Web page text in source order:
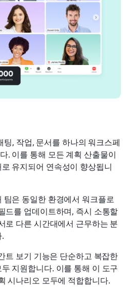
팅, 작업, 문서를 하나의 워크스페
. 이를 통해 모든 계획 산출물이
유지되어 연속성이 향상됩니
팀은 동일한 환경에서 워크플로
드를 업데이트하며, 즉시 소통할
로 다른 시간대에서 근무하는 분
트 보기 기능은 단순하고 복잡한
지원합니다. 이를 통해 이 도구
시나리오 모두에 적합합니다.